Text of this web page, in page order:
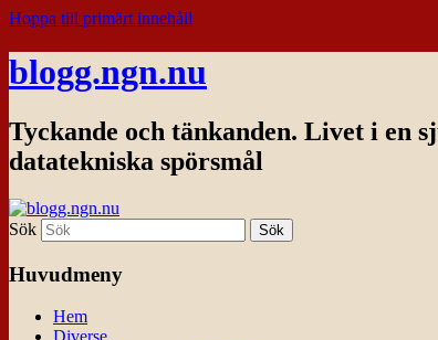
Hoppa till primärt innehåll
blogg.ngn.nu
Tyckande och tänkanden. Livet i en
datatekniska spörsmål
Sök
Huvudmeny
Hem